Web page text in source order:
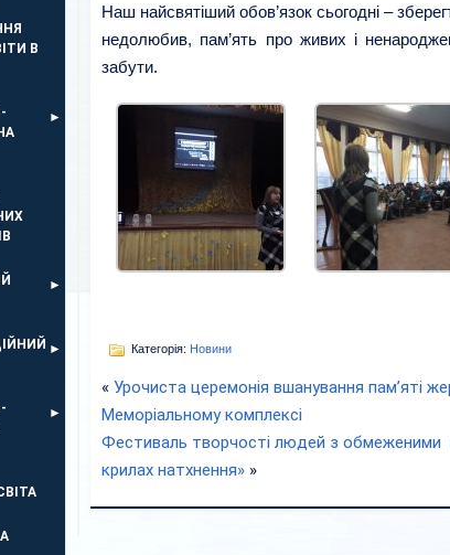
В
Наш найсвятіший обов’язок сьогодні –
недолюбив, пам’ять про живих і
забути.
Категорія: Новини
« Урочиста церемонія вшанування пам’яті
Меморіальному комплексі
Фестиваль творчості людей з
крилах натхнення» »